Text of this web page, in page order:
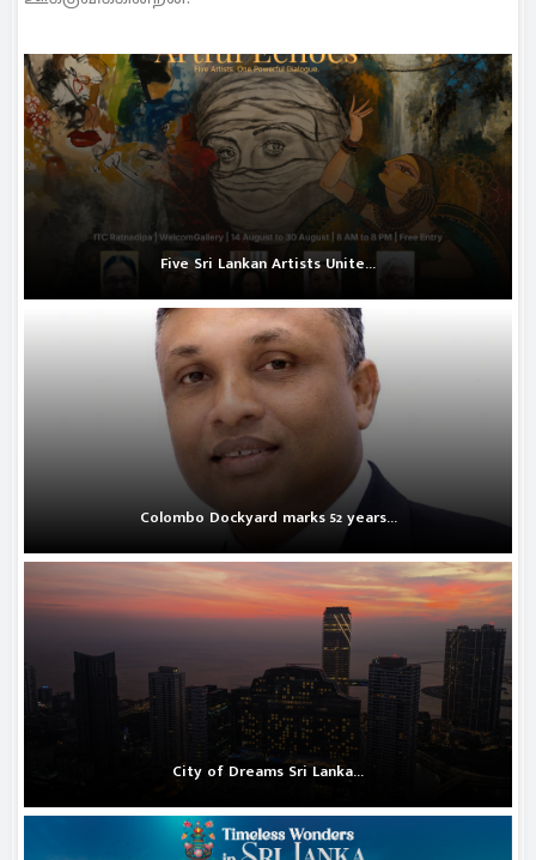
Five Sri Lankan Artists Unite...
Colombo Dockyard marks 52 years...
City of Dreams Sri Lanka...